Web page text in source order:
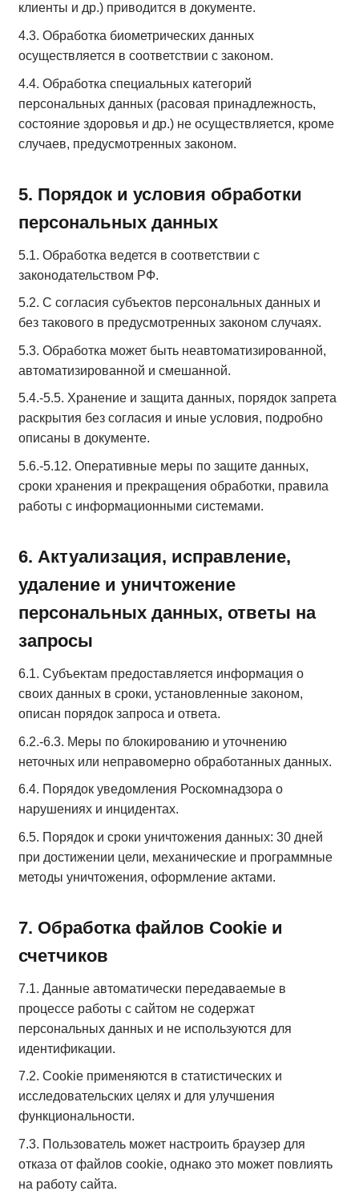
клиенты и др.) приводится в документе.
4.3. Обработка биометрических данных
осуществляется в соответствии с законом.
4.4. Обработка специальных категорий
персональных данных (расовая принадлежность,
состояние здоровья и др.) не осуществляется, кроме
случаев, предусмотренных законом.
5. Порядок и условия обработки
персональных данных
5.1. Обработка ведется в соответствии с
законодательством РФ.
5.2. С согласия субъектов персональных данных и
без такового в предусмотренных законом случаях.
5.3. Обработка может быть неавтоматизированной,
автоматизированной и смешанной.
5.4.-5.5. Хранение и защита данных, порядок запрета
раскрытия без согласия и иные условия, подробно
описаны в документе.
5.6.-5.12. Оперативные меры по защите данных,
сроки хранения и прекращения обработки, правила
работы с информационными системами.
6. Актуализация, исправление,
удаление и уничтожение
персональных данных, ответы на
запросы
6.1. Субъектам предоставляется информация о
своих данных в сроки, установленные законом,
описан порядок запроса и ответа.
6.2.-6.3. Меры по блокированию и уточнению
неточных или неправомерно обработанных данных.
6.4. Порядок уведомления Роскомнадзора о
нарушениях и инцидентах.
6.5. Порядок и сроки уничтожения данных: 30 дней
при достижении цели, механические и программные
методы уничтожения, оформление актами.
7. Обработка файлов Cookie и
счетчиков
7.1. Данные автоматически передаваемые в
процессе работы с сайтом не содержат
персональных данных и не используются для
идентификации.
7.2. Cookie применяются в статистических и
исследовательских целях и для улучшения
функциональности.
7.3. Пользователь может настроить браузер для
отказа от файлов cookie, однако это может повлиять
на работу сайта.